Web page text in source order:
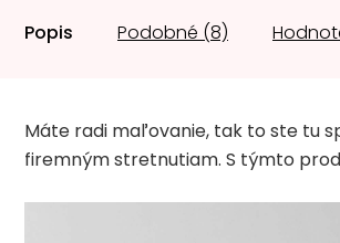
Popis Podobné (8)
Máte radi maľovanie, tak to ste tu
firemným stretnutiam. S týmto